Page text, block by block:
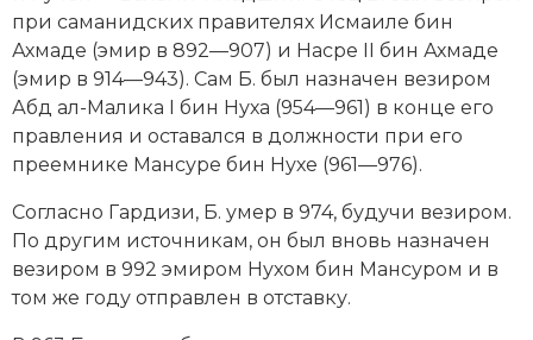
Генеалогия, геральдика
Государство и право
Европа
Империи
Историческая география и топонимика
История материальной и духовной культуры
при саманидских правителях Исмаиле бин
Ахмаде (эмир в 892—907) и Насре II бин Ахмаде
(эмир в 914—943). Сам Б. был назначен везиром
Абд ал-Малика I бин Нуха (954—961) в конце его
правления и оставался в должности при его
преемнике Мансуре бин Нухе (961—976).
Согласно Гардизи, Б. умер в 974, будучи везиром.
По другим источникам, он был вновь назначен
везиром в 992 эмиром Нухом бин Мансуром и в
том же году отправлен в отставку.